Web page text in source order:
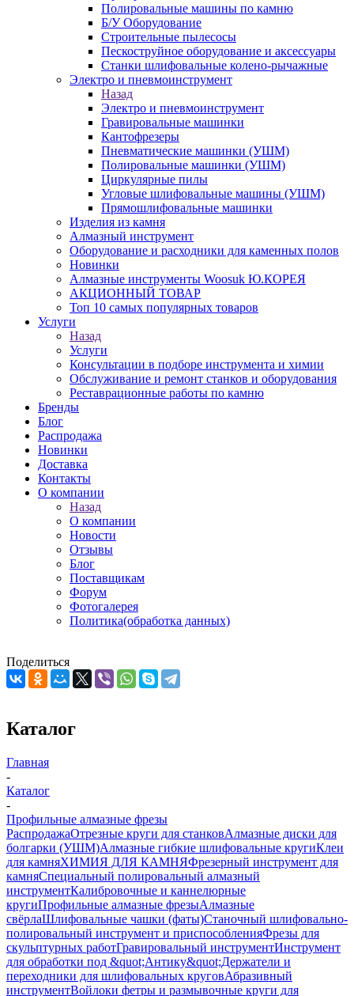
Полировальные машины по камню
Б/У Оборудование
Строительные пылесосы
Пескоструйное оборудование и аксессуары
Станки шлифовальные колено-рычажные
Электро и пневмоинструмент
Назад
Электро и пневмоинструмент
Гравировальные машинки
Кантофрезеры
Пневматические машинки (УШМ)
Полировальные машинки (УШМ)
Циркулярные пилы
Угловые шлифовальные машины (УШМ)
Прямошлифовальные машинки
Изделия из камня
Алмазный инструмент
Оборудование и расходники для каменных полов
Новинки
Алмазные инструменты Woosuk Ю.КОРЕЯ
АКЦИОННЫЙ ТОВАР
Топ 10 самых популярных товаров
Услуги
Назад
Услуги
Консультации в подборе инструмента и химии
Обслуживание и ремонт станков и оборудования
Реставрационные работы по камню
Бренды
Блог
Распродажа
Новинки
Доставка
Контакты
О компании
Назад
О компании
Новости
Отзывы
Блог
Поставщикам
Форум
Фотогалерея
Политика(обработка данных)
Поделиться
Каталог
Главная
-
Каталог
-
Профильные алмазные фрезы
РаспродажаОтрезные круги для станковАлмазные диски для
болгарки (УШМ)Алмазные гибкие шлифовальные кругиКлеи
для камняХИМИЯ ДЛЯ КАМНЯФрезерный инструмент для
камняСпециальный полировальный алмазный
инструментКалибровочные и каннелюрные
кругиПрофильные алмазные фрезыАлмазные
свёрлаШлифовальные чашки (фаты)Станочный шлифовально-
полировальный инструмент и приспособленияФрезы для
скульптурных работГравировальный инструментИнструмент
для обработки под &quot;Антику&quot;Держатели и
переходники для шлифовальных круговАбразивный
инструментВойлоки фетры и размывочные круги для